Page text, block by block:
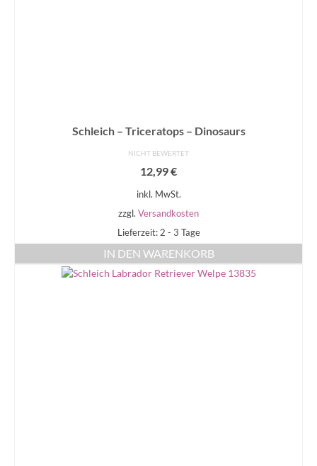
Schleich – Triceratops – Dinosaurs
NICHT BEWERTET
12,99€
inkl. MwSt.
zzgl. Versandkosten
Lieferzeit: 2 - 3 Tage
IN DEN WARENKORB